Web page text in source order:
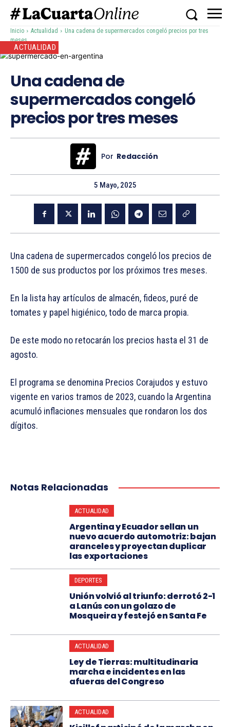
Inicio Actualidad
Una cadena de supermercados congeló precios por tres
meses
ACTUALIDAD
Una cadena de
supermercados congeló
precios por tres meses
Por Redacción
5 Mayo, 2025
Una cadena de supermercados congeló los precios de
1500 de sus productos por los próximos tres meses.
En la lista hay artículos de almacén, fideos, puré de
tomates y papel higiénico, todo de marca propia.
De este modo no retocarán los precios hasta el 31 de
agosto.
El programa se denomina Precios Corajudos y estuvo
vigente en varios tramos de 2023, cuando la Argentina
acumuló inflaciones mensuales que rondaron los dos
dígitos.
Notas Relacionadas
ACTUALIDAD
Argentina y Ecuador sellan un
nuevo acuerdo automotriz: bajan
aranceles y proyectan duplicar
las exportaciones
DEPORTES
Unión volvió al triunfo: derrotó 2-1
a Lanús con un golazo de
Mosqueira y festejó en Santa Fe
ACTUALIDAD
Ley de Tierras: multitudinaria
marcha e incidentes en las
afueras del Congreso
ACTUALIDAD